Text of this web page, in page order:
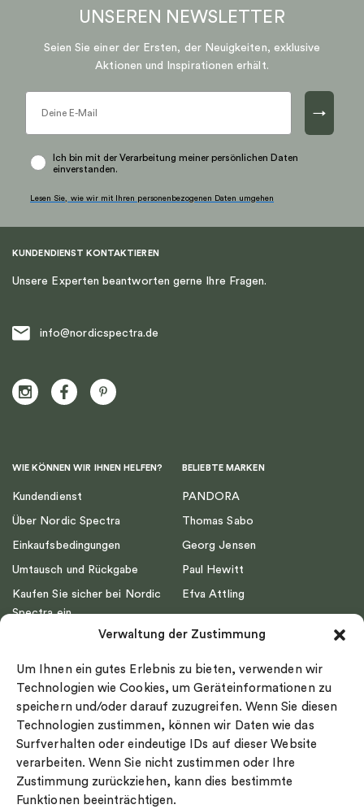
Verwaltung der Zustimmung
Um Ihnen ein gutes Erlebnis zu bieten, verwenden wir
Technologien wie Cookies, um Geräteinformationen zu
speichern und/oder darauf zuzugreifen. Wenn Sie diesen
Technologien zustimmen, können wir Daten wie das
Surfverhalten oder eindeutige IDs auf dieser Website
verarbeiten. Wenn Sie nicht zustimmen oder Ihre
Zustimmung zurückziehen, kann dies bestimmte
Funktionen beeinträchtigen.
der
Produktseite
gewählt
werden
Varianten
auf.
Die
der
Produktseite
werden
UNSEREN NEWSLETTER
Seien Sie einer der Ersten, der Neuigkeiten, exklusive
Aktionen und Inspirationen erhält.
→
Ich bin mit der Verarbeitung meiner persönlichen Daten
einverstanden.
Lesen Sie, wie wir mit Ihren personenbezogenen Daten umgehen
KUNDENDIENST KONTAKTIEREN
Unsere Experten beantworten gerne Ihre Fragen.
info@nordicspectra.de
WIE KÖNNEN WIR IHNEN HELFEN?
Kundendienst
Über Nordic Spectra
Einkaufsbedingungen
Umtausch und Rückgabe
Kaufen Sie sicher bei Nordic
Spectra ein
Impressum
Ringgröße
Widerrufsrecht
Cookie-policy
Sekretesspolicy
BELIEBTE MARKEN
PANDORA
Thomas Sabo
Georg Jensen
Paul Hewitt
Efva Attling
Drakenberg Sjölin
Nordic Spectra